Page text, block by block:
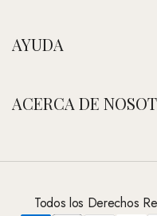
Ver Nuestra Tienda
contacto@nefertitijoyas.com
AYUDA
Política de Privacidad
Preguntas Frecuentes
ACERCA DE
Visitar Nuestra Tienda
Contáctanos
Todos los Derechos